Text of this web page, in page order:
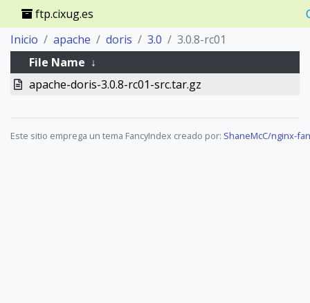
ftp.cixug.es
Inicio
apache doris 3.0
3.0.8-rc01
File Name ↓
apache-doris-3.0.8-rc01-src.tar.gz
Este sitio emprega un tema FancyIndex creado por: ShaneMcC/nginx-